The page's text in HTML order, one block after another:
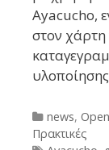
Ayacucho,
στον χάρτη
Categories
news,
Πρακτικές